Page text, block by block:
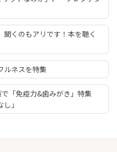
くのもアリです！本を聴く
ルネスを特集
で「免疫力&歯みがき」特集
」